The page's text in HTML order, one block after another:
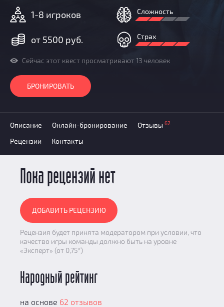
Новости
Партнерам
1-8 игроков
от 5500 руб.
Сложность
Страх
Сейчас этот квест просматривают 13 человек
БРОНИРОВАТЬ
Описание Онлайн-бронирование Отзывы 62
Рецензии Контакты
Пока рецензий нет
ДОБАВИТЬ РЕЦЕНЗИЮ
Рецензия будет принята модератором при условии, что
качество игры команды должно быть на уровне
«Эксперт» (от 0,75*)
Народный рейтинг
на основе 62 отзывов